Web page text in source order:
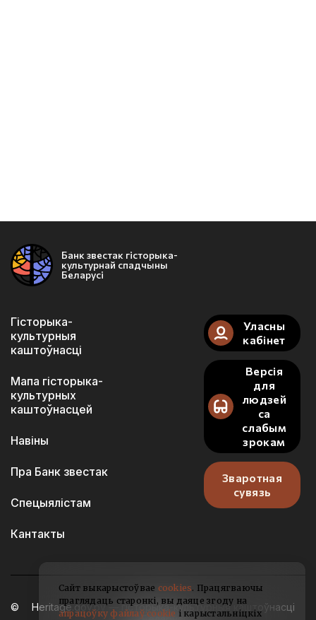
Банк звестак гісторыка-
культурнай спадчыны
Беларусі
Гісторыка-
культурныя
каштоўнасці
Мапа гісторыка-
культурных
каштоўнасцей
Навіны
Пра Банк звестак
Спецыялістам
Кантакты
Уласны
кабінет
Версія
для
людзей
са
слабым
зрокам
Зваротная
сувязь
Heritage.gov.by — гісторыка-культурныя каштоўнасці
Сайт выкарыстоўвае cookies. Працягваючы
праглядаць старонкі, вы даяце згоду на
апрацоўку файлаў cookie і карыстальніцкіх